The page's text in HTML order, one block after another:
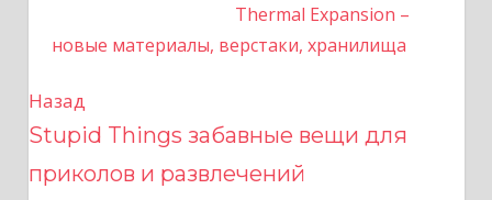
Thermal Expansion –
новые материалы, верстаки, хранилища
Н
а
Назад
Stupid Things забавные вещи для
приколов и развлечений